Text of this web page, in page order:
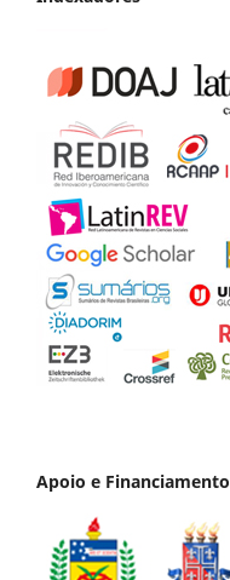
Apoio e Financiamento